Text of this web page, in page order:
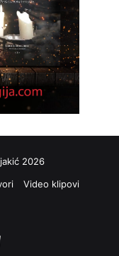
2026
Video klipovi